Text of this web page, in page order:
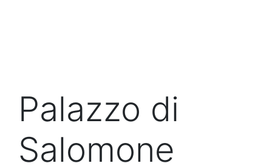
Palazzo di
Salomone